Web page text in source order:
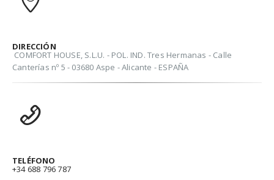
DIRECCIÓN
COMFORT HOUSE, S.L.U. - POL. IND. Tres Hermanas - Calle
Canterías nº 5 - 03680 Aspe - Alicante - ESPAÑA
TELÉFONO
+34 688 796 787